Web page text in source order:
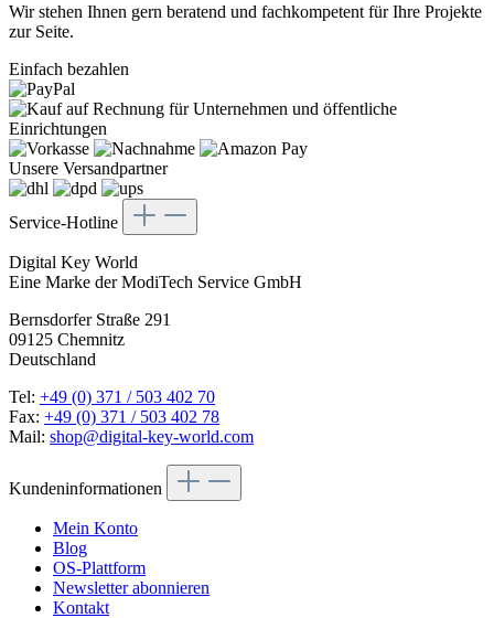
Wir stehen Ihnen gern beratend und fachkompetent für Ihre Projekte
zur Seite.
Einfach bezahlen
Unsere Versandpartner
Service-Hotline
Digital Key World
Eine Marke der ModiTech Service GmbH
Bernsdorfer Straße 291
09125 Chemnitz
Deutschland
Tel: +49 (0) 371 / 503 402 70
Fax: +49 (0) 371 / 503 402 78
Mail: shop@digital-key-world.com
Kundeninformationen
Mein Konto
Blog
OS-Plattform
Newsletter abonnieren
Kontakt